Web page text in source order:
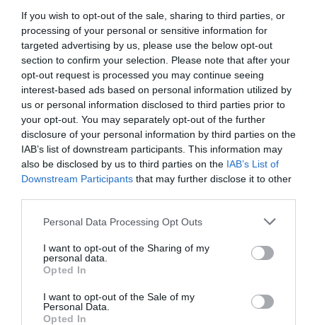
If you wish to opt-out of the sale, sharing to third parties, or
processing of your personal or sensitive information for
targeted advertising by us, please use the below opt-out
section to confirm your selection. Please note that after your
opt-out request is processed you may continue seeing
interest-based ads based on personal information utilized by
us or personal information disclosed to third parties prior to
your opt-out. You may separately opt-out of the further
disclosure of your personal information by third parties on the
IAB’s list of downstream participants. This information may
also be disclosed by us to third parties on the IAB’s List of
Downstream Participants that may further disclose it to other
Please note that this website/app uses one or more Google
not limited to your visit or usage behaviour. You may click to
grant or deny consent to Google and its third-party tags to
use your data for below specified purposes in below Google
consent section.
Personal Data Processing Opt Outs
I want to opt-out of the Sharing of my
personal data.
Opted In
I want to opt-out of the Sale of my
Personal Data.
Opted In
ΑΘΛΗΤΙΚΑ
Κατερίνα Στεφανίδη: «Δεν ήξερα ότι είμαι
έγκυος το πρώτο τρίμηνο» – Οι καθημερινές
της ασκήσεις (Βίντεο)
«Πάντα υπό τις οδηγίες του γιατρού μου»
11.03.2025 - 23:38